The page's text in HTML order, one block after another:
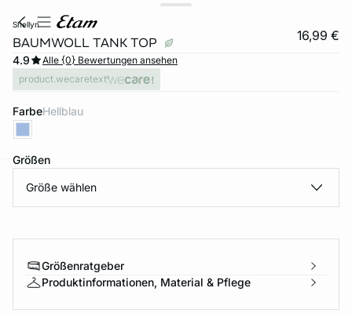
shellyn
BAUMWOLL TANK TOP 16,99 €
4.9
Alle {0} Bewertungen ansehen
product.wecaretext
Farbe hellblau
Größen
Größe wählen
Größenratgeber
Produktinformationen, Material & Pflege